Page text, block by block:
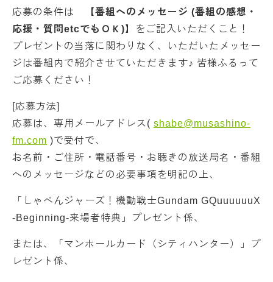
応募の条件は
【番組へのメッセージ (番組の感想・
応援・質問etcでもＯＫ)】
をご記入いただくこと！
プレゼントの当落に関わりなく、いただいたメッセー
ジは番組内で紹介させていただきます♪ 皆様ふるって
ご応募ください！
[応募方法]
応募は、専用メールアドレス( shabe@musashino-
fm.com )で受付で、
お名前・ご住所・電話番号・お聴きの放送局名・番組
へのメッセージなどの必要事項を明記の上、
「しゃべんジャーズ！機動戦士Gundam GQuuuuuuX
-Beginning-来場者特典」プレゼント係、
または、「マンホールカード（シティハンター）」プ
レゼント係、